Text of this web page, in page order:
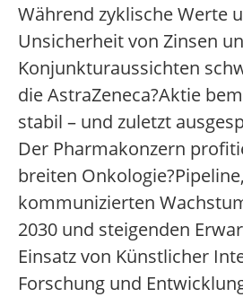
Während zyklische Werte
Unsicherheit von Zinsen
Konjunkturaussichten
die AstraZeneca?Aktie
stabil – und zuletzt
Der Pharmakonzern
breiten
kommunizierten
2030 und steigenden
Einsatz von Künstlicher
Forschung und